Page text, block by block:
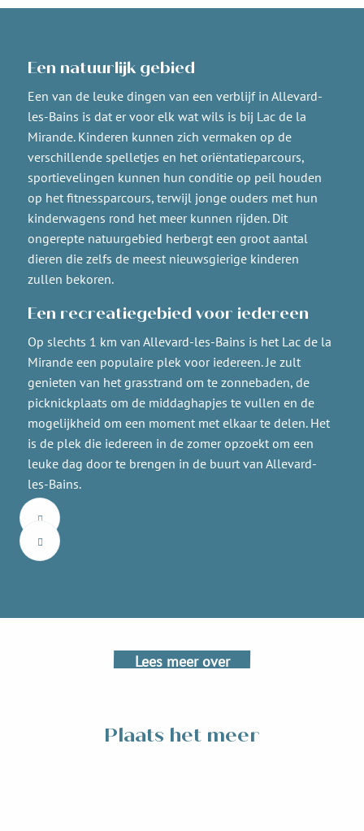
Een natuurlijk gebied
Een van de leuke dingen van een verblijf in Allevard-
les-Bains is dat er voor elk wat wils is bij Lac de la
Mirande. Kinderen kunnen zich vermaken op de
verschillende spelletjes en het oriëntatieparcours,
sportievelingen kunnen hun conditie op peil houden
op het fitnessparcours, terwijl jonge ouders met hun
kinderwagens rond het meer kunnen rijden. Dit
ongerepte natuurgebied herbergt een groot aantal
dieren die zelfs de meest nieuwsgierige kinderen
zullen bekoren.
Een recreatiegebied voor iedereen
Op slechts 1 km van Allevard-les-Bains is het Lac de la
Mirande een populaire plek voor iedereen. Je zult
genieten van het grasstrand om te zonnebaden, de
picknickplaats om de middaghapjes te vullen en de
mogelijkheid om een moment met elkaar te delen. Het
is de plek die iedereen in de zomer opzoekt om een
leuke dag door te brengen in de buurt van Allevard-
les-Bains.
poussettes.
Lees meer over
Plaats het meer